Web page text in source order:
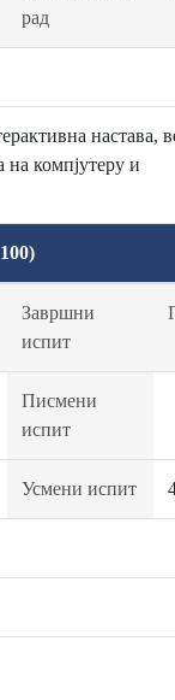
рад
настава,
на компјутеру и
Завршни
испит
Писмени
испит
Усмени испит